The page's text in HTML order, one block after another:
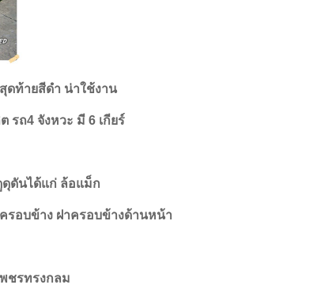
ดท้ายสีดำ น่าใช้งาน
รถ4 จังหวะ มี 6 เกียร์
ดุดันได้แก่ ล้อแม็ก
รอบข้าง ฝาครอบข้างด้านหน้า
ชรทรงกลม